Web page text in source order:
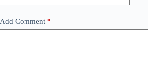
Add Comment *